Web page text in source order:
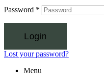
Password *
Login
Lost your password?
Menu